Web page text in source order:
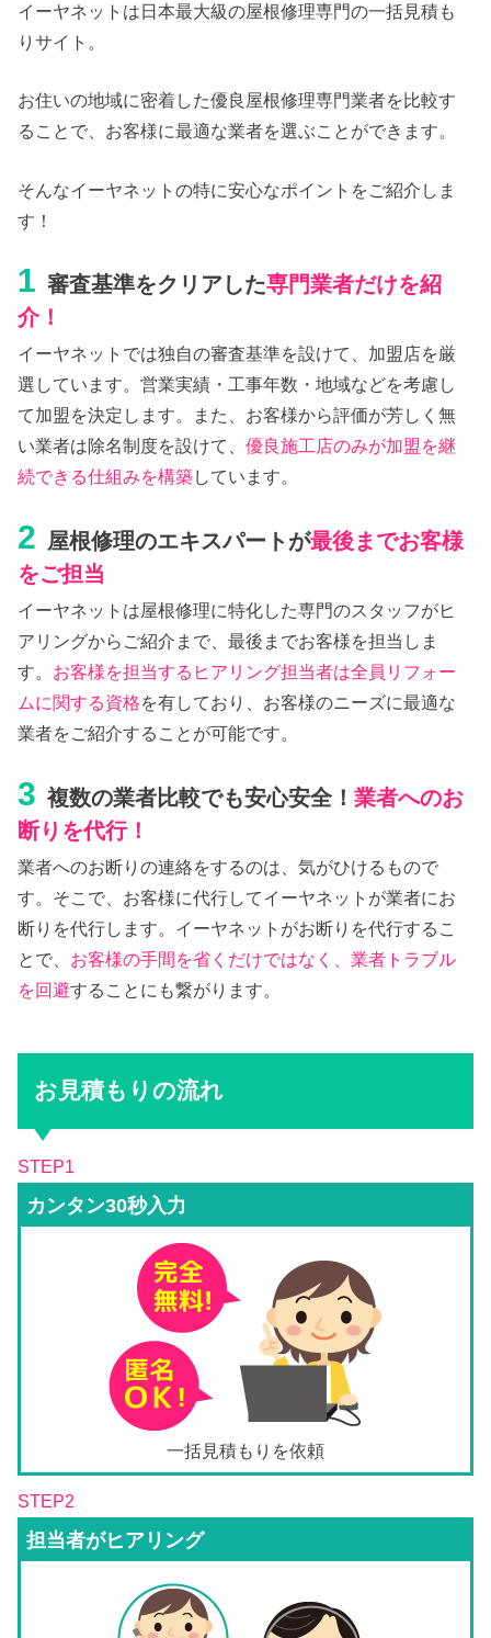
イーヤネットは日本最大級の屋根修理専門の一括見積も
りサイト。
お住いの地域に密着した優良屋根修理専門業者を比較す
ることで、お客様に最適な業者を選ぶことができます。
そんなイーヤネットの特に安心なポイントをご紹介しま
す！
1 審査基準をクリアした専門業者だけを紹
介！
イーヤネットでは独自の審査基準を設けて、加盟店を厳
選しています。営業実績・工事年数・地域などを考慮し
て加盟を決定します。また、お客様から評価が芳しく無
い業者は除名制度を設けて、優良施工店のみが加盟を継
続できる仕組みを構築しています。
2 屋根修理のエキスパートが最後までお客様
をご担当
イーヤネットは屋根修理に特化した専門のスタッフがヒ
アリングからご紹介まで、最後までお客様を担当しま
す。 お客様を担当するヒアリング担当者は全員リフォー
ムに関する資格を有しており、お客様のニーズに最適な
業者をご紹介することが可能です。
3 複数の業者比較でも安心安全！業者へのお
断りを代行！
業者へのお断りの連絡をするのは、気がひけるもので
す。そこで、お客様に代行してイーヤネットが業者にお
断りを代行します。イーヤネットがお断りを代行するこ
とで、 お客様の手間を省くだけではなく、業者トラブル
を回避することにも繋がります。
お見積もりの流れ
STEP1
カンタン30秒入力
一括見積もりを依頼
STEP2
担当者がヒアリング